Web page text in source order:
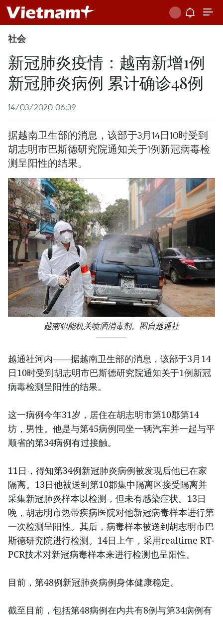
社会
新冠肺炎疫情：越南新增1例
新冠肺炎病例 累计确诊48例
14/03/2020 06:39
据越南卫生部的消息，该部于3月14日10时受到
胡志明市巴斯德研究院通知关于1例新冠病毒检
测呈阳性的结果。
越南职能机关喷洒消毒剂。图自越通社
越通社河内——据越南卫生部的消息，该部于3月14
日10时受到胡志明市巴斯德研究院通知关于1例新冠
病毒检测呈阳性的结果。
这一病例今年31岁，居住在胡志明市第10郡第14
坊，男性。他是与第45病例同坐一辆汽车并一起与平
顺省的第34病例有过接触。
11日，得知第34例新冠肺炎病例被发现后他已在家
隔离。13日他被送到第10郡集中隔离区接受隔离并
采集新冠肺炎样本以检测，但未有感染症状。13日
晚，胡志明市热带疾病医院对他新冠病毒样本进行第
一次检测呈阳性。其后，病毒样本被送到胡志明市巴
斯德研究院进行检测。14日上午，采用realtime RT-
PCR技术对新冠病毒样本来进行检测也呈阳性。
目前，第48例新冠肺炎病例身体健康稳定。
截至目前，包括第48病例在内共有8例与第34病例有